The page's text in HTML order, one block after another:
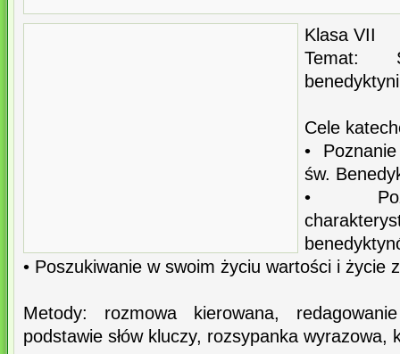
Klasa VII
Temat:
Cele
•
św.
•
• Poszukiwanie w swoim życiu wartości i życie
Metody: rozmowa kierowana,
podstawie słów kluczy, rozsypanka wyrazowa,